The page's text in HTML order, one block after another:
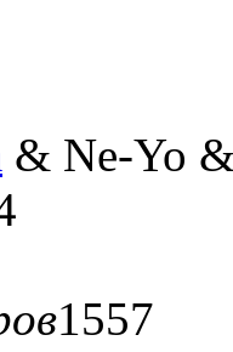
& Ne-Yo
1557